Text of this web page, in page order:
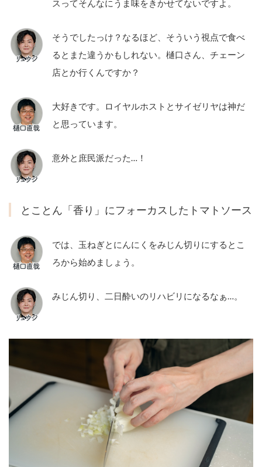
スってそんなにうま味をきかせてないですよ。
そうでしたっけ？なるほど、そういう視点で食べ
るとまた違うかもしれない。樋口さん、チェーン
店とか行くんですか？
大好きです。ロイヤルホストとサイゼリヤは神だ
と思っています。
意外と庶民派だった…！
とことん「香り」にフォーカスしたトマトソース
では、玉ねぎとにんにくをみじん切りにするとこ
ろから始めましょう。
みじん切り、二日酔いのリハビリになるなぁ…。